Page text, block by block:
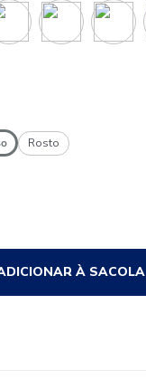
Rosto
À SACOLA